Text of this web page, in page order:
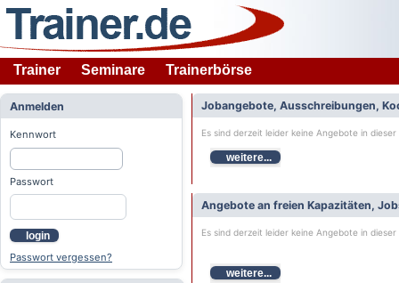
Trainer Seminare Trainerbörse
Anmelden
Kennwort
Passwort
login
Passwort vergessen?
Jobangebote, Ausschreibungen,
Es sind derzeit leider keine Angebote in
weitere...
Angebote an freien Kapazitäten,
Es sind derzeit leider keine Angebote in
weitere...